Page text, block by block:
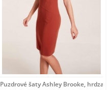
Puzdrové šaty Ashley Brooke,